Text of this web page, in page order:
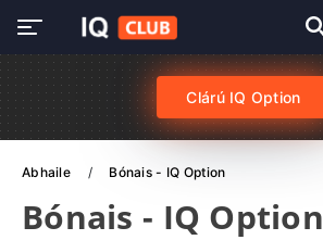
Clárú IQ Option
Abhaile Bónais - IQ Option
Bónais - IQ Option